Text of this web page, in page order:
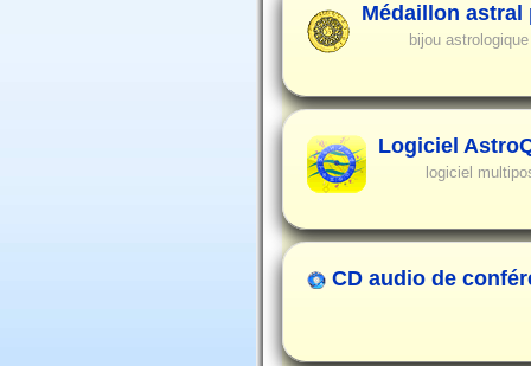
Médaillon astral
bijou
Logiciel
logiciel
CD audio de